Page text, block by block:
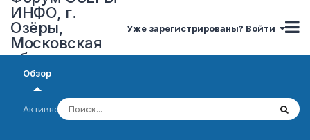
ИНФО, г.
Озёры,
Московская
область
Уже зарегистрированы? Войти
Обзор
Активность